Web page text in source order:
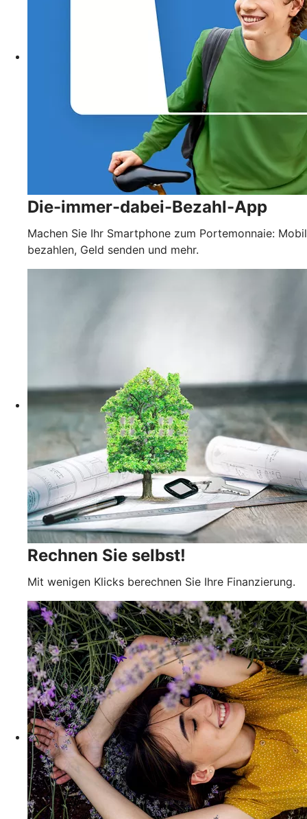
Die-immer-dabei-Bezahl-App
Machen Sie Ihr Smartphone zum Portemonnaie: Mobil
bezahlen, Geld senden und mehr.
Rechnen Sie selbst!
Mit wenigen Klicks berechnen Sie Ihre Finanzierung.